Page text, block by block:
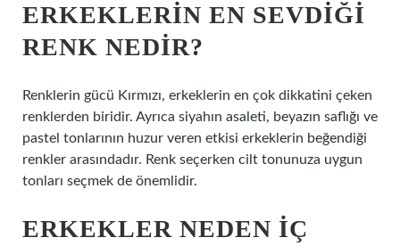
ERKEKLERIN EN SEVDIĞI
RENK NEDIR?
Renklerin gücü Kırmızı, erkeklerin en çok dikkatini çeken
renklerden biridir. Ayrıca siyahın asaleti, beyazın saflığı ve
pastel tonlarının huzur veren etkisi erkeklerin beğendiği
renkler arasındadır. Renk seçerken cilt tonunuza uygun
tonları seçmek de önemlidir.
ERKEKLER NEDEN IÇ